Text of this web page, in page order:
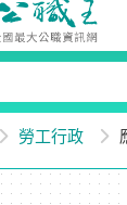
勞工行政